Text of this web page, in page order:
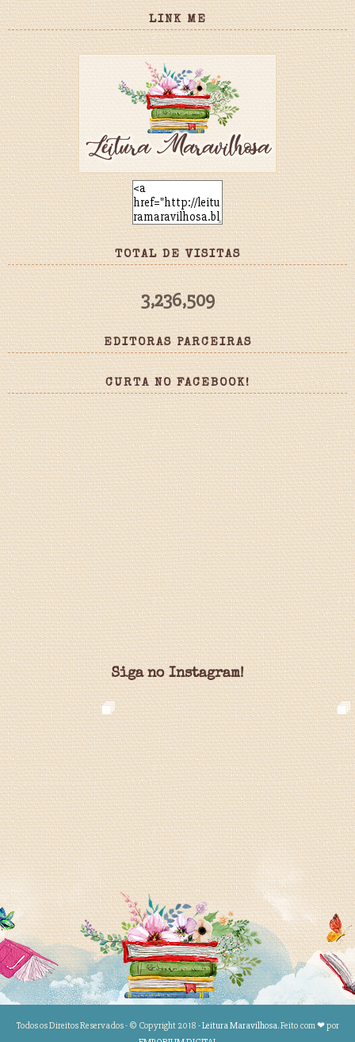
LINK ME
TOTAL DE VISITAS
3,236,509
EDITORAS PARCEIRAS
CURTA NO FACEBOOK!
Siga no Instagram!
Todos os Direitos Reservados - © Copyright 2018 -Leitura Maravilhosa. Feito com❤por